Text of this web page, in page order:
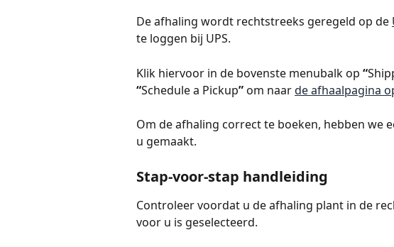
De afhaling wordt rechtstreeks geregeld op de
te loggen bij UPS.
Klik hiervoor in de bovenste menubalk op “
“Schedule a Pickup” om naar de afhaalpagina
Om de afhaling correct te boeken, hebben we
u gemaakt.
Stap-voor-stap handleiding
Controleer voordat u de afhaling plant in de
voor u is geselecteerd.